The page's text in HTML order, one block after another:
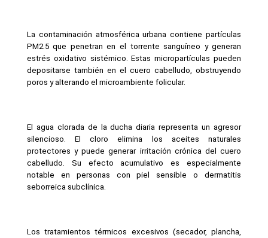
La contaminación atmosférica urbana contiene partículas
PM2.5 que penetran en el torrente sanguíneo y generan
estrés oxidativo sistémico. Estas micropartículas pueden
depositarse también en el cuero cabelludo, obstruyendo
poros y alterando el microambiente folicular.
El agua clorada de la ducha diaria representa un agresor
silencioso. El cloro elimina los aceites naturales
protectores y puede generar irritación crónica del cuero
cabelludo. Su efecto acumulativo es especialmente
notable en personas con piel sensible o dermatitis
seborreica subclínica.
Los tratamientos térmicos excesivos (secador, plancha,